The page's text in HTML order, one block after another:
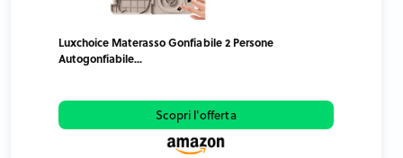
Luxchoice Materasso Gonfiabile 2 Persone
Autogonfiabile...
Scopri l'offerta